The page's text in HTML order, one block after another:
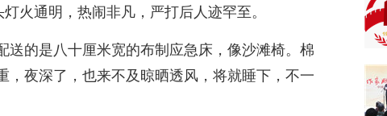
火通明，热闹非凡，严打后人迹罕至。
送的是八十厘米宽的布制应急床，像沙滩椅。棉
，夜深了，也来不及晾晒透风，将就睡下，不一